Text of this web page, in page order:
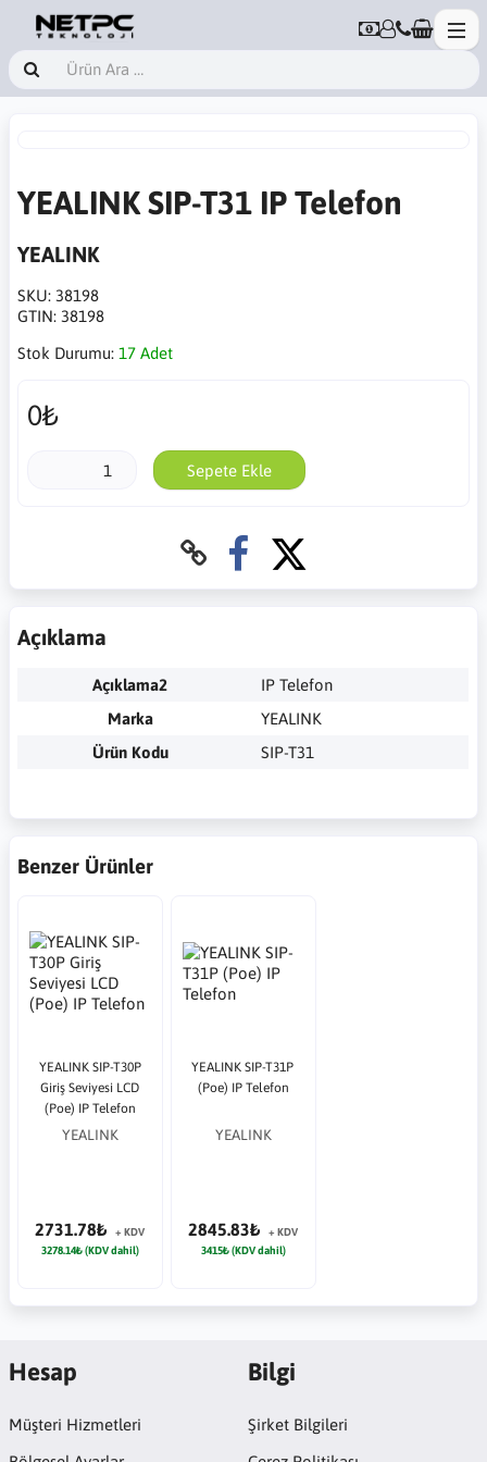
YEALINK SIP-T31 IP Telefon
YEALINK
SKU: 38198
GTIN: 38198
Stok Durumu: 17 Adet
0₺
Sepete Ekle
Açıklama
Açıklama2
IP Telefon
Marka
YEALINK
Ürün Kodu
SIP-T31
Benzer Ürünler
YEALINK SIP-T30P
Giriş Seviyesi LCD
(Poe) IP Telefon
YEALINK
2731.78₺
+ KDV
3278.14₺ (KDV dahil)
YEALINK SIP-T31P
(Poe) IP Telefon
YEALINK
2845.83₺
+ KDV
3415₺ (KDV dahil)
Hesap
Müşteri Hizmetleri
Bilgi
Şirket Bilgileri